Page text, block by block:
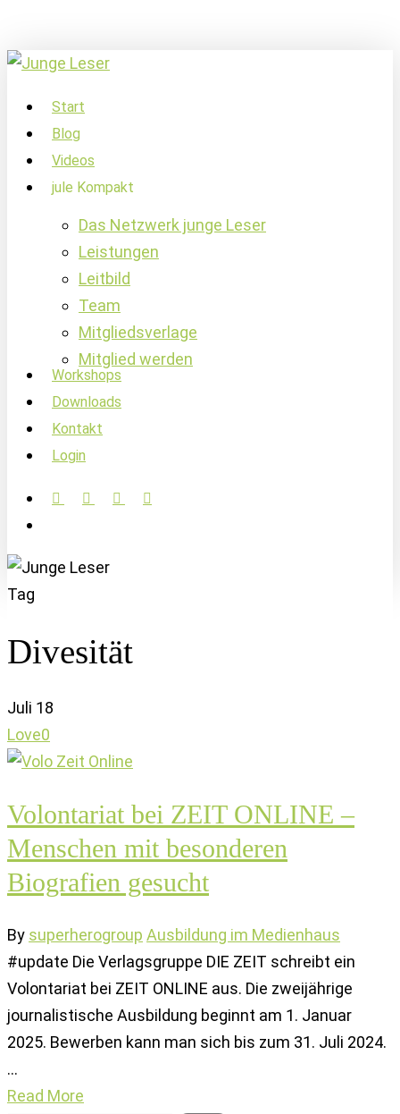
to
main
content
account
Menu
Start
Blog
Videos
jule Kompakt
Das Netzwerk junge Leser
Leistungen
Leitbild
Team
Mitgliedsverlage
Mitglied werden
Workshops
Downloads
Kontakt
Login
facebooklinkedininstagramsoundcloud
Tag
Divesität
Juli 18
Love0
Volontariat bei ZEIT ONLINE –
Menschen mit besonderen
Biografien gesucht
By superherogroup Ausbildung im Medienhaus
#update Die Verlagsgruppe DIE ZEIT schreibt ein
Volontariat bei ZEIT ONLINE aus. Die zweijährige
journalistische Ausbildung beginnt am 1. Januar
2025. Bewerben kann man sich bis zum 31. Juli 2024.
…
Read More